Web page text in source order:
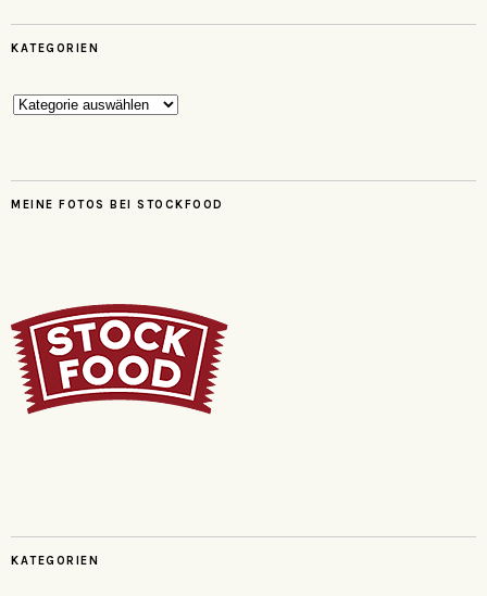
KATEGORIEN
Kategorien
MEINE FOTOS BEI STOCKFOOD
KATEGORIEN